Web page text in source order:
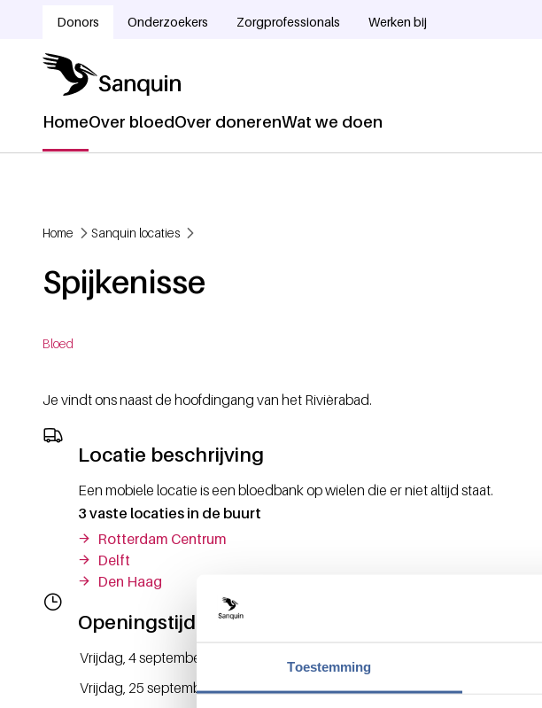
Toestemming
Donors Onderzoekers Zorgprofessionals Werken bij
Hoofdnavigatie
HomeOver bloedOver donerenWat we doen
Home Sanquin locaties
Spijkenisse
Bloed
Je vindt ons naast de hoofdingang van het Rivièrabad.
Locatie beschrijving
Een mobiele locatie is een bloedbank op wielen die er niet altijd staat.
3 vaste locaties in de buurt
Rotterdam Centrum
Delft
Den Haag
Openingstijden
Dag / Datum
Vrijdag, 4 september 2026
Vrijdag, 25 september 2026
08:00 - 15:30